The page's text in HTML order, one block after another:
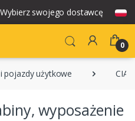
Wybierz swojego dostawcę
0
pojazdy użytkowe
wyposażenie